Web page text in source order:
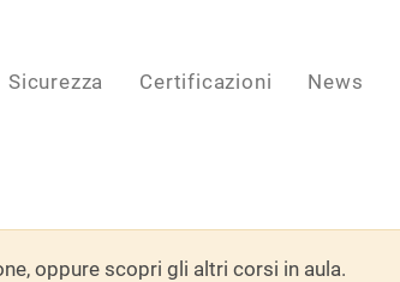
Sicurezza Certificazioni News
oppure scopri gli altri corsi in aula.